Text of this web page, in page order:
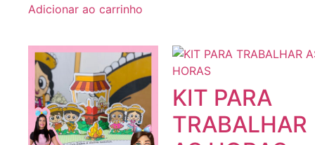
Adicionar ao carrinho
KIT PARA
TRABALHAR